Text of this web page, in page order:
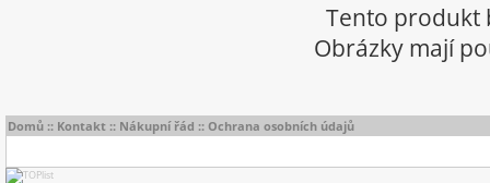
Tento produkt
Obrázky mají
Domů :: Kontakt :: Nákupní řád :: Ochrana osobních údajů